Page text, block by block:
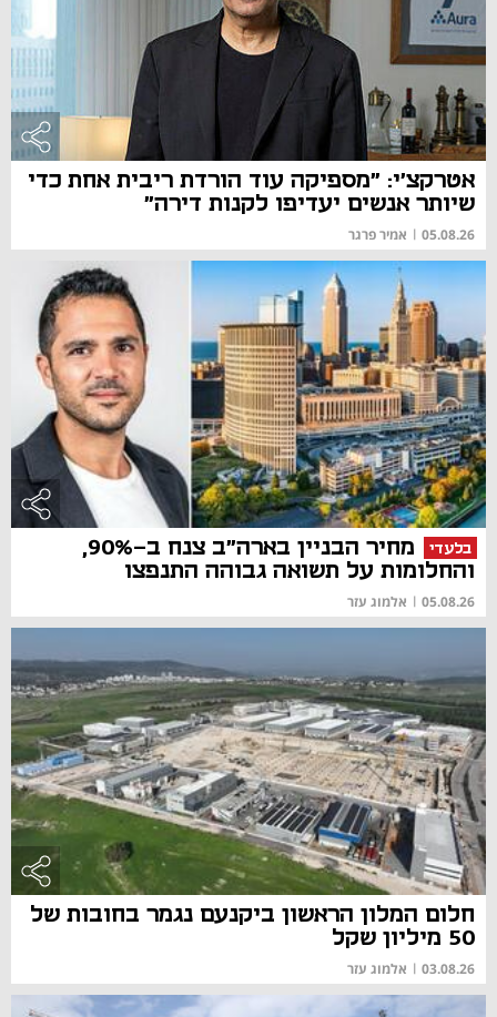
אטרקצ'י: "מספיקה עוד הורדת ריבית אחת כדי
שיותר אנשים יעדיפו לקנות דירה"
05.08.26
| אמיר פרגר
בלעדי
מחיר הבניין בארה"ב צנח ב-90%,
והחלומות על תשואה גבוהה התנפצו
05.08.26
| אלמוג עזר
חלום המלון הראשון ביקנעם נגמר בחובות של
50 מיליון שקל
03.08.26
| אלמוג עזר